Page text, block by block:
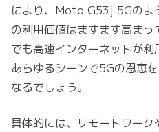
により、Moto G53j 5Gのよ
の利用価値はますます高ま
でも高速インターネットが
あらゆるシーンで5Gの恩恵
なるでしょう。
具体的には、リモートワー